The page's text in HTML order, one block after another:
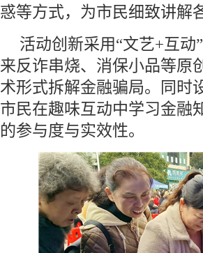
惑等方式，为市民细致讲解
活动创新采用“文艺+互
来反诈串烧、消保小品等原
术形式拆解金融骗局。同时
市民在趣味互动中学习金融
的参与度与实效性。